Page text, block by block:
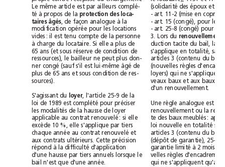
Le même article est par ailleurs complé-
té à propos de la
protection des loca-
taires âgés
, de façon analogue à la
modification opérée pour les locations
vides: il est tenu compte de la personne
à charge du locataire. Si elle a plus de
65 ans (et sous réserve de condition de
ressources), le bailleur ne peut plus don-
ner congé (sauf s'il est lui-même âgé de
plus de 65 ans et sous condition de res-
loyer , l'article 25-9 de la
loi de 1989 est complété pour préciser
les modalités de la hausse de loyer
applicable au contrat renouvelé: si elle
excède 10 %, elle s'applique par tiers
chaque année au contrat renouvelé et
aux contrats ultérieurs. Cette précision
répond à la difficulté d'application
d'une hausse par tiers annuels lorsque le
bail n'est que d'une année.
d'un renouvellement.